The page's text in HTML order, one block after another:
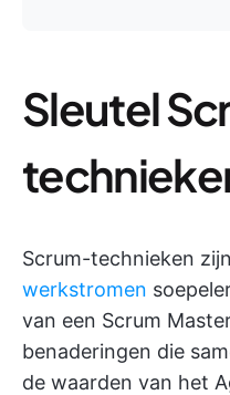
Sleutel
Scrum-technieken
werkstromen
van een Scrum
benaderingen die
de waarden van het